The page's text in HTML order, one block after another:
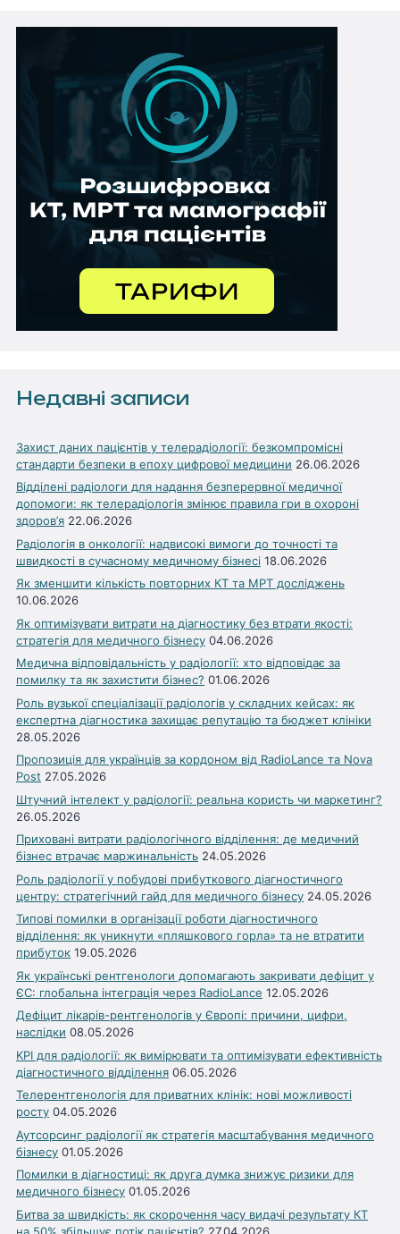
Недавні записи
Захист даних пацієнтів у телерадіології: безкомпромісні
стандарти безпеки в епоху цифрової медицини 26.06.2026
Відділені радіологи для надання безперервної медичної
допомоги: як телерадіологія змінює правила гри в охороні
здоров’я 22.06.2026
Радіологія в онкології: надвисокі вимоги до точності та
швидкості в сучасному медичному бізнесі 18.06.2026
Як зменшити кількість повторних КТ та МРТ досліджень
10.06.2026
Як оптимізувати витрати на діагностику без втрати якості:
стратегія для медичного бізнесу 04.06.2026
Медична відповідальність у радіології: хто відповідає за
помилку та як захистити бізнес? 01.06.2026
Роль вузької спеціалізації радіологів у складних кейсах: як
експертна діагностика захищає репутацію та бюджет клініки
28.05.2026
Пропозиція для українців за кордоном від RadioLance та Nova
Post 27.05.2026
Штучний інтелект у радіології: реальна користь чи маркетинг?
26.05.2026
Приховані витрати радіологічного відділення: де медичний
бізнес втрачає маржинальність 24.05.2026
Роль радіології у побудові прибуткового діагностичного
центру: стратегічний гайд для медичного бізнесу 24.05.2026
Типові помилки в організації роботи діагностичного
відділення: як уникнути «пляшкового горла» та не втратити
прибуток 19.05.2026
Як українські рентгенологи допомагають закривати дефіцит у
ЄС: глобальна інтеграція через RadioLance 12.05.2026
Дефіцит лікарів-рентгенологів у Європі: причини, цифри,
наслідки 08.05.2026
KPI для радіології: як вимірювати та оптимізувати ефективність
діагностичного відділення 06.05.2026
Телерентгенологія для приватних клінік: нові можливості
росту 04.05.2026
Аутсорсинг радіології як стратегія масштабування медичного
бізнесу 01.05.2026
Помилки в діагностиці: як друга думка знижує ризики для
медичного бізнесу 01.05.2026
Битва за швидкість: як скорочення часу видачі результату КТ
на 50% збільшує потік пацієнтів? 27.04.2026